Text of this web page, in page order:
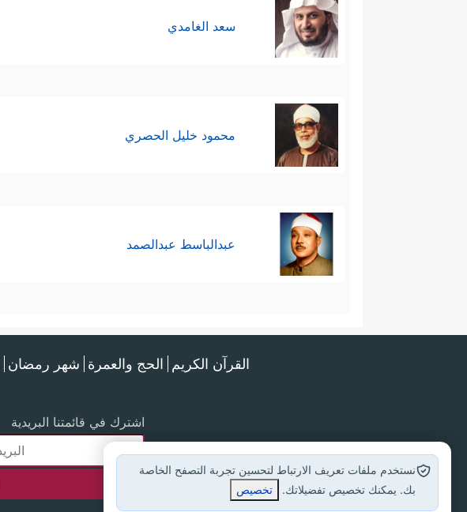
سعد الغامدي
محمود خليل الحصري
عبدالباسط عبدالصمد
القرآن الكريم الحج والعمرة شهر رمضان
اشترك في قائمتنا البريدية
نستخدم ملفات تعريف الارتباط لتحسين تجربة التصفح الخاصة
بك. يمكنك تخصيص تفضيلاتك.
تخصيص